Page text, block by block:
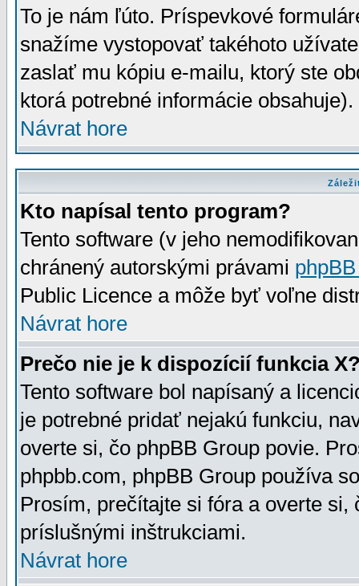
To je nám ľúto. Príspevkové
snažíme vystopovať takéhoto
zaslať mu kópiu e-mailu, ktorý ste
ktorá potrebné informácie
Návrat hore
Kto napísal tento program?
Tento software (v jeho
chránený autorskými právami
Public Licence a môže byť voľne
Návrat hore
Prečo nie je k dispozícií funkcia
Tento software bol napísaný a
je potrebné pridať nejakú funkciu,
overte si, čo phpBB Group povie.
phpbb.com, phpBB Group používa
Prosím, prečítajte si fóra a overte
príslušnými inštrukciami.
Návrat hore